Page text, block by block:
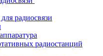
радиосвязи
радиостанций